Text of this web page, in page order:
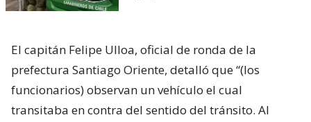
El capitán Felipe Ulloa, oficial de ronda de la
prefectura Santiago Oriente, detalló que “(los
funcionarios) observan un vehículo el cual
transitaba en contra del sentido del tránsito. Al